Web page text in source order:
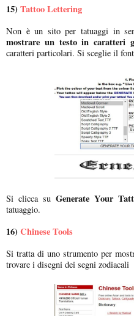
15)Tattoo Lettering
Non è un sito per tatuaggi in
mostrare un testo in caratteri
caratteri particolari. Si sceglie il
Si clicca su Generate Your
tatuaggio.
16)Chinese Tools
Si tratta di uno strumento per
trovare i disegni dei segni zodiacali